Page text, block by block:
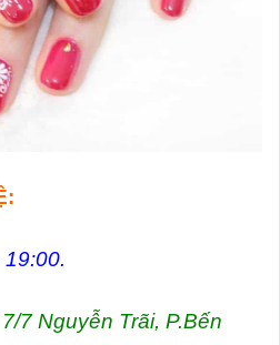
7 Nguyễn Trãi, P.Bến